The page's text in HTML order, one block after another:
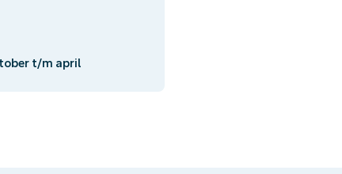
t/m april